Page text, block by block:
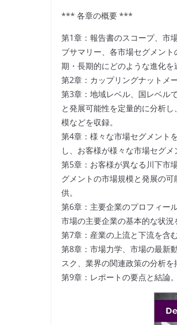
*** 各章の概要 ***
第1章：報告書のスコープ、市
ブサマリー、各市場セグメン
期・長期的にどのような進化を
第2章：カップリングナットメ
第3章：地域レベル、国レベル
と発展可能性を定量的に分析
模などを収録。
第4章：様々な市場セグメント
し、お客様が様々な市場セグ
第5章：お客様が異なる川下市
グメントの市場規模と発展の
供。
第6章：主要企業のプロフィー
市場の主要企業の基本的な状況
第7章：産業の上流と下流を含
第8章：市場力学、市場の最新
スク、業界の関連政策の分析を
第9章：レポートの要点と結論。